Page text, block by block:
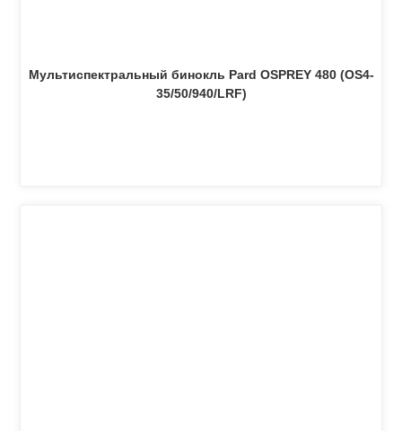
Мультиспектральный бинокль Pard OSPREY 480 (OS4-
35/50/940/LRF)